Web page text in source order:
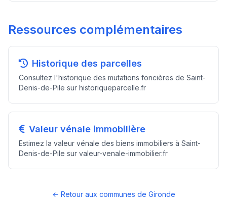
Ressources complémentaires
Historique des parcelles
Consultez l'historique des mutations foncières de Saint-
Denis-de-Pile sur historiqueparcelle.fr
Valeur vénale immobilière
Estimez la valeur vénale des biens immobiliers à Saint-
Denis-de-Pile sur valeur-venale-immobilier.fr
← Retour aux communes de Gironde